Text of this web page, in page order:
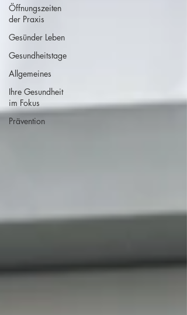
Öffnungszeiten
der Praxis
Gesünder Leben
Gesundheitstage
Allgemeines
Ihre Gesundheit
im Fokus
Prävention